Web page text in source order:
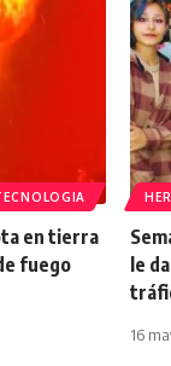
en tierra
fuego
le
16